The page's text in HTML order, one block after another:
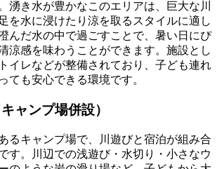
湧き水が豊かなこのエリアは、巨大な川
を水に浸けたり涼を取るスタイルに適し
んだ水の中で過ごすことで、暑い日にぴ
涼感を味わうことができます。施設とし
イレなどが整備されており、子ども連れ
ても安心できる環境です。
ャンプ場併設）
るキャンプ場で、川遊びと宿泊が組み合
す。川辺での浅遊び・水切り・小さなウ